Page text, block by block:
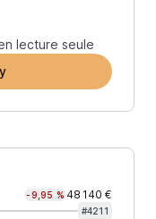
lecture seule
-9,95 % 48 140 €
#4211